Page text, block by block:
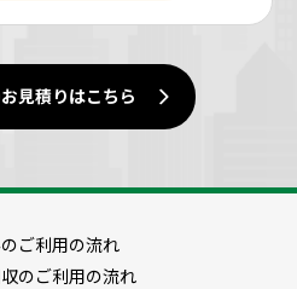
見積りはこちら
ご利用の流れ
のご利用の流れ